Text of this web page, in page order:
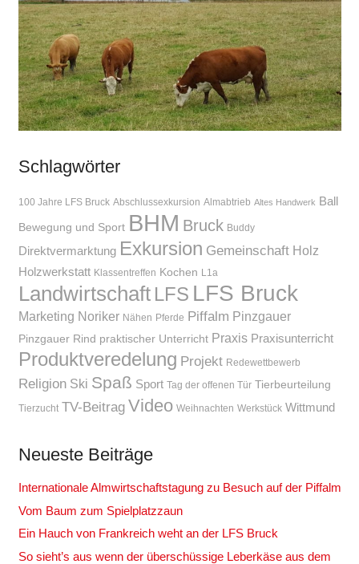
Schlagwörter
100 Jahre LFS Bruck Abschlussexkursion Almabtrieb Altes Handwerk Ball
Bewegung und Sport BHM Bruck Buddy
Direktvermarktung Exkursion Gemeinschaft Holz
Holzwerkstatt Klassentreffen Kochen L1a
Landwirtschaft LFS LFS Bruck
Marketing Noriker Nähen Pferde Piffalm Pinzgauer
Pinzgauer Rind praktischer Unterricht Praxis Praxisunterricht
Produktveredelung Projekt Redewettbewerb
Religion Ski Spaß Sport Tag der offenen Tür Tierbeurteilung
Tierzucht TV-Beitrag Video Weihnachten Werkstück Wittmund
Neueste Beiträge
Internationale Almwirtschaftstagung zu Besuch auf der Piffalm
Vom Baum zum Spielplatzzaun
Ein Hauch von Frankreich weht an der LFS Bruck
So sieht’s aus wenn der überschüssige Leberkäse aus dem